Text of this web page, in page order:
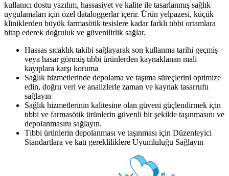
kullanıcı dostu yazılım, hassasiyet ve kalite ile tasarlanmış sağlık
uygulamaları için özel dataloggerlar içerir. Ürün yelpazesi, küçük
kliniklerden büyük farmasötik tesislere kadar farklı tıbbi ortamlara
hitap ederek doğruluk ve güvenilirlik sağlar.
Hassas sıcaklık takibi sağlayarak son kullanma tarihi geçmiş
veya hasar görmüş tıbbi ürünlerden kaynaklanan mali
kayıplara karşı koruma
Sağlık hizmetlerinde depolama ve taşıma süreçlerini optimize
edin, doğru veri ve analizlerle zaman ve kaynak tasarrufu
sağlayın
Sağlık hizmetlerinin kalitesine olan güveni güçlendirmek için
tıbbi ve farmasötik ürünlerin güvenli bir şekilde taşınmasını ve
depolanmasını sağlayın.
Tıbbi ürünlerin depolanması ve taşınması için Düzenleyici
Standartlara ve katı gerekliliklere Uyumluluğu Sağlayın